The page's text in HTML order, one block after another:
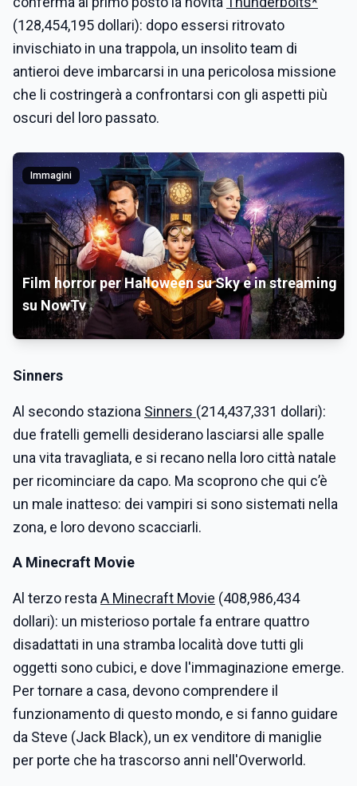
(128,454,195 dollari): dopo essersi ritrovato
invischiato in una trappola, un insolito team di
antieroi deve imbarcarsi in una pericolosa missione
che li costringerà a confrontarsi con gli aspetti più
oscuri del loro passato.
Immagini
Film horror per Halloween su Sky e in streaming
su NowTv
Sinners
Al secondo staziona Sinners (214,437,331 dollari):
due fratelli gemelli desiderano lasciarsi alle spalle
una vita travagliata, e si recano nella loro città natale
per ricominciare da capo. Ma scoprono che qui c’è
un male inatteso: dei vampiri si sono sistemati nella
zona, e loro devono scacciarli.
A Minecraft Movie
Al terzo resta A Minecraft Movie (408,986,434
dollari): un misterioso portale fa entrare quattro
disadattati in una stramba località dove tutti gli
oggetti sono cubici, e dove l'immaginazione emerge.
Per tornare a casa, devono comprendere il
funzionamento di questo mondo, e si fanno guidare
da Steve (Jack Black), un ex venditore di maniglie
per porte che ha trascorso anni nell'Overworld.